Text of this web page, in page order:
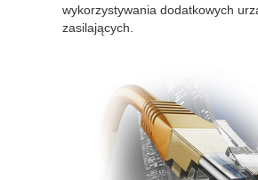
wykorzystywania dodatkowych
zasilających.